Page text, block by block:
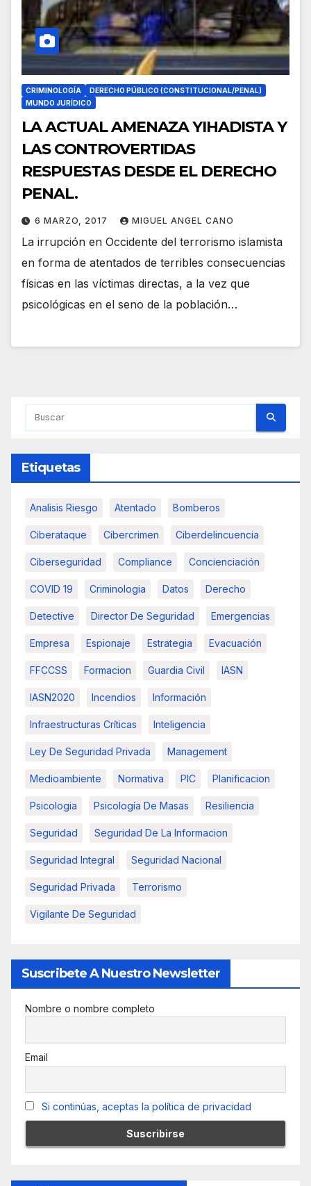
CRIMINOLOGÍA
DERECHO PÚBLICO (CONSTITUCIONAL/PENAL)
MUNDO JURÍDICO
LA ACTUAL AMENAZA YIHADISTA Y
LAS CONTROVERTIDAS
RESPUESTAS DESDE EL DERECHO
PENAL.
6 MARZO, 2017 MIGUEL ANGEL CANO
La irrupción en Occidente del terrorismo islamista
en forma de atentados de terribles consecuencias
físicas en las víctimas directas, a la vez que
psicológicas en el seno de la población…
Etiquetas
Analisis Riesgo Atentado Bomberos
Ciberataque Cibercrimen Ciberdelincuencia
Ciberseguridad Compliance Concienciación
COVID 19 Criminologia Datos Derecho
Detective Director De Seguridad Emergencias
Empresa Espionaje Estrategia Evacuación
FFCCSS Formacion Guardia Civil IASN
IASN2020 Incendios Información
Infraestructuras Críticas Inteligencia
Ley De Seguridad Privada Management
Medioambiente Normativa PIC Planificacion
Psicologia Psicología De Masas Resiliencia
Seguridad Seguridad De La Informacion
Seguridad Integral Seguridad Nacional
Seguridad Privada Terrorismo
Vigilante De Seguridad
Suscribete A Nuestro Newsletter
Nombre o nombre completo
Email
Si continúas, aceptas la política de privacidad